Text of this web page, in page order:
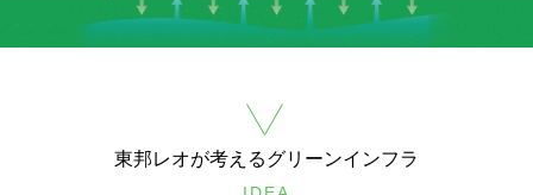
東邦レオが考えるグリーンインフラ